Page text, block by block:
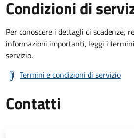
Condizioni di
Per conoscere i dettagli di scadenze,
informazioni importanti, leggi i
servizio.
Termini e condizioni di servizio
Contatti